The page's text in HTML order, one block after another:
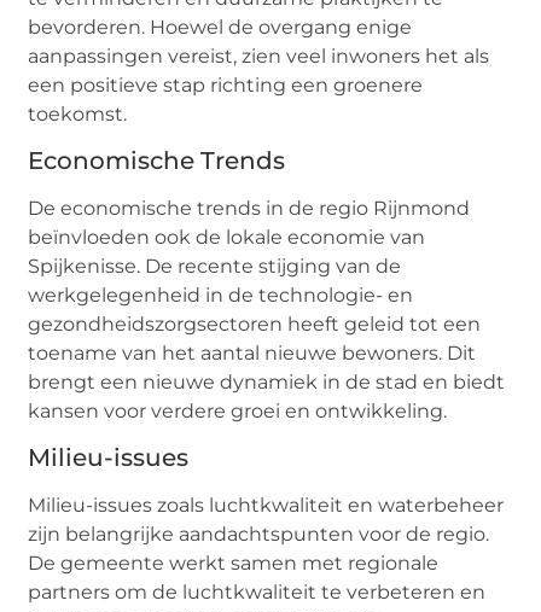
bevorderen. Hoewel de overgang enige
aanpassingen vereist, zien veel inwoners het als
een positieve stap richting een groenere
toekomst.
Economische Trends
De economische trends in de regio Rijnmond
beïnvloeden ook de lokale economie van
Spijkenisse. De recente stijging van de
werkgelegenheid in de technologie- en
gezondheidszorgsectoren heeft geleid tot een
toename van het aantal nieuwe bewoners. Dit
brengt een nieuwe dynamiek in de stad en biedt
kansen voor verdere groei en ontwikkeling.
Milieu-issues
Milieu-issues zoals luchtkwaliteit en waterbeheer
zijn belangrijke aandachtspunten voor de regio.
De gemeente werkt samen met regionale
partners om de luchtkwaliteit te verbeteren en